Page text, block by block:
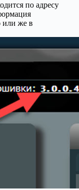
по адресу
или же в